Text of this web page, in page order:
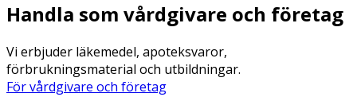
Handla som vårdgivare och företag
Vi erbjuder läkemedel, apoteksvaror,
förbrukningsmaterial och utbildningar.
För vårdgivare och företag